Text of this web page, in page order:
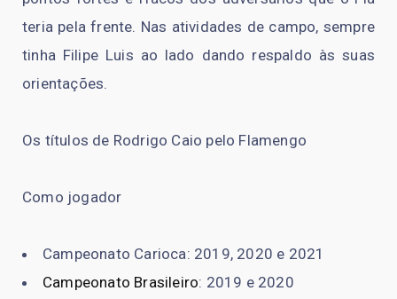
teria pela frente. Nas atividades de campo, sempre
tinha Filipe Luis ao lado dando respaldo às suas
orientações.
Os títulos de Rodrigo Caio pelo Flamengo
Como jogador
Campeonato Carioca: 2019, 2020 e 2021
Campeonato Brasileiro: 2019 e 2020